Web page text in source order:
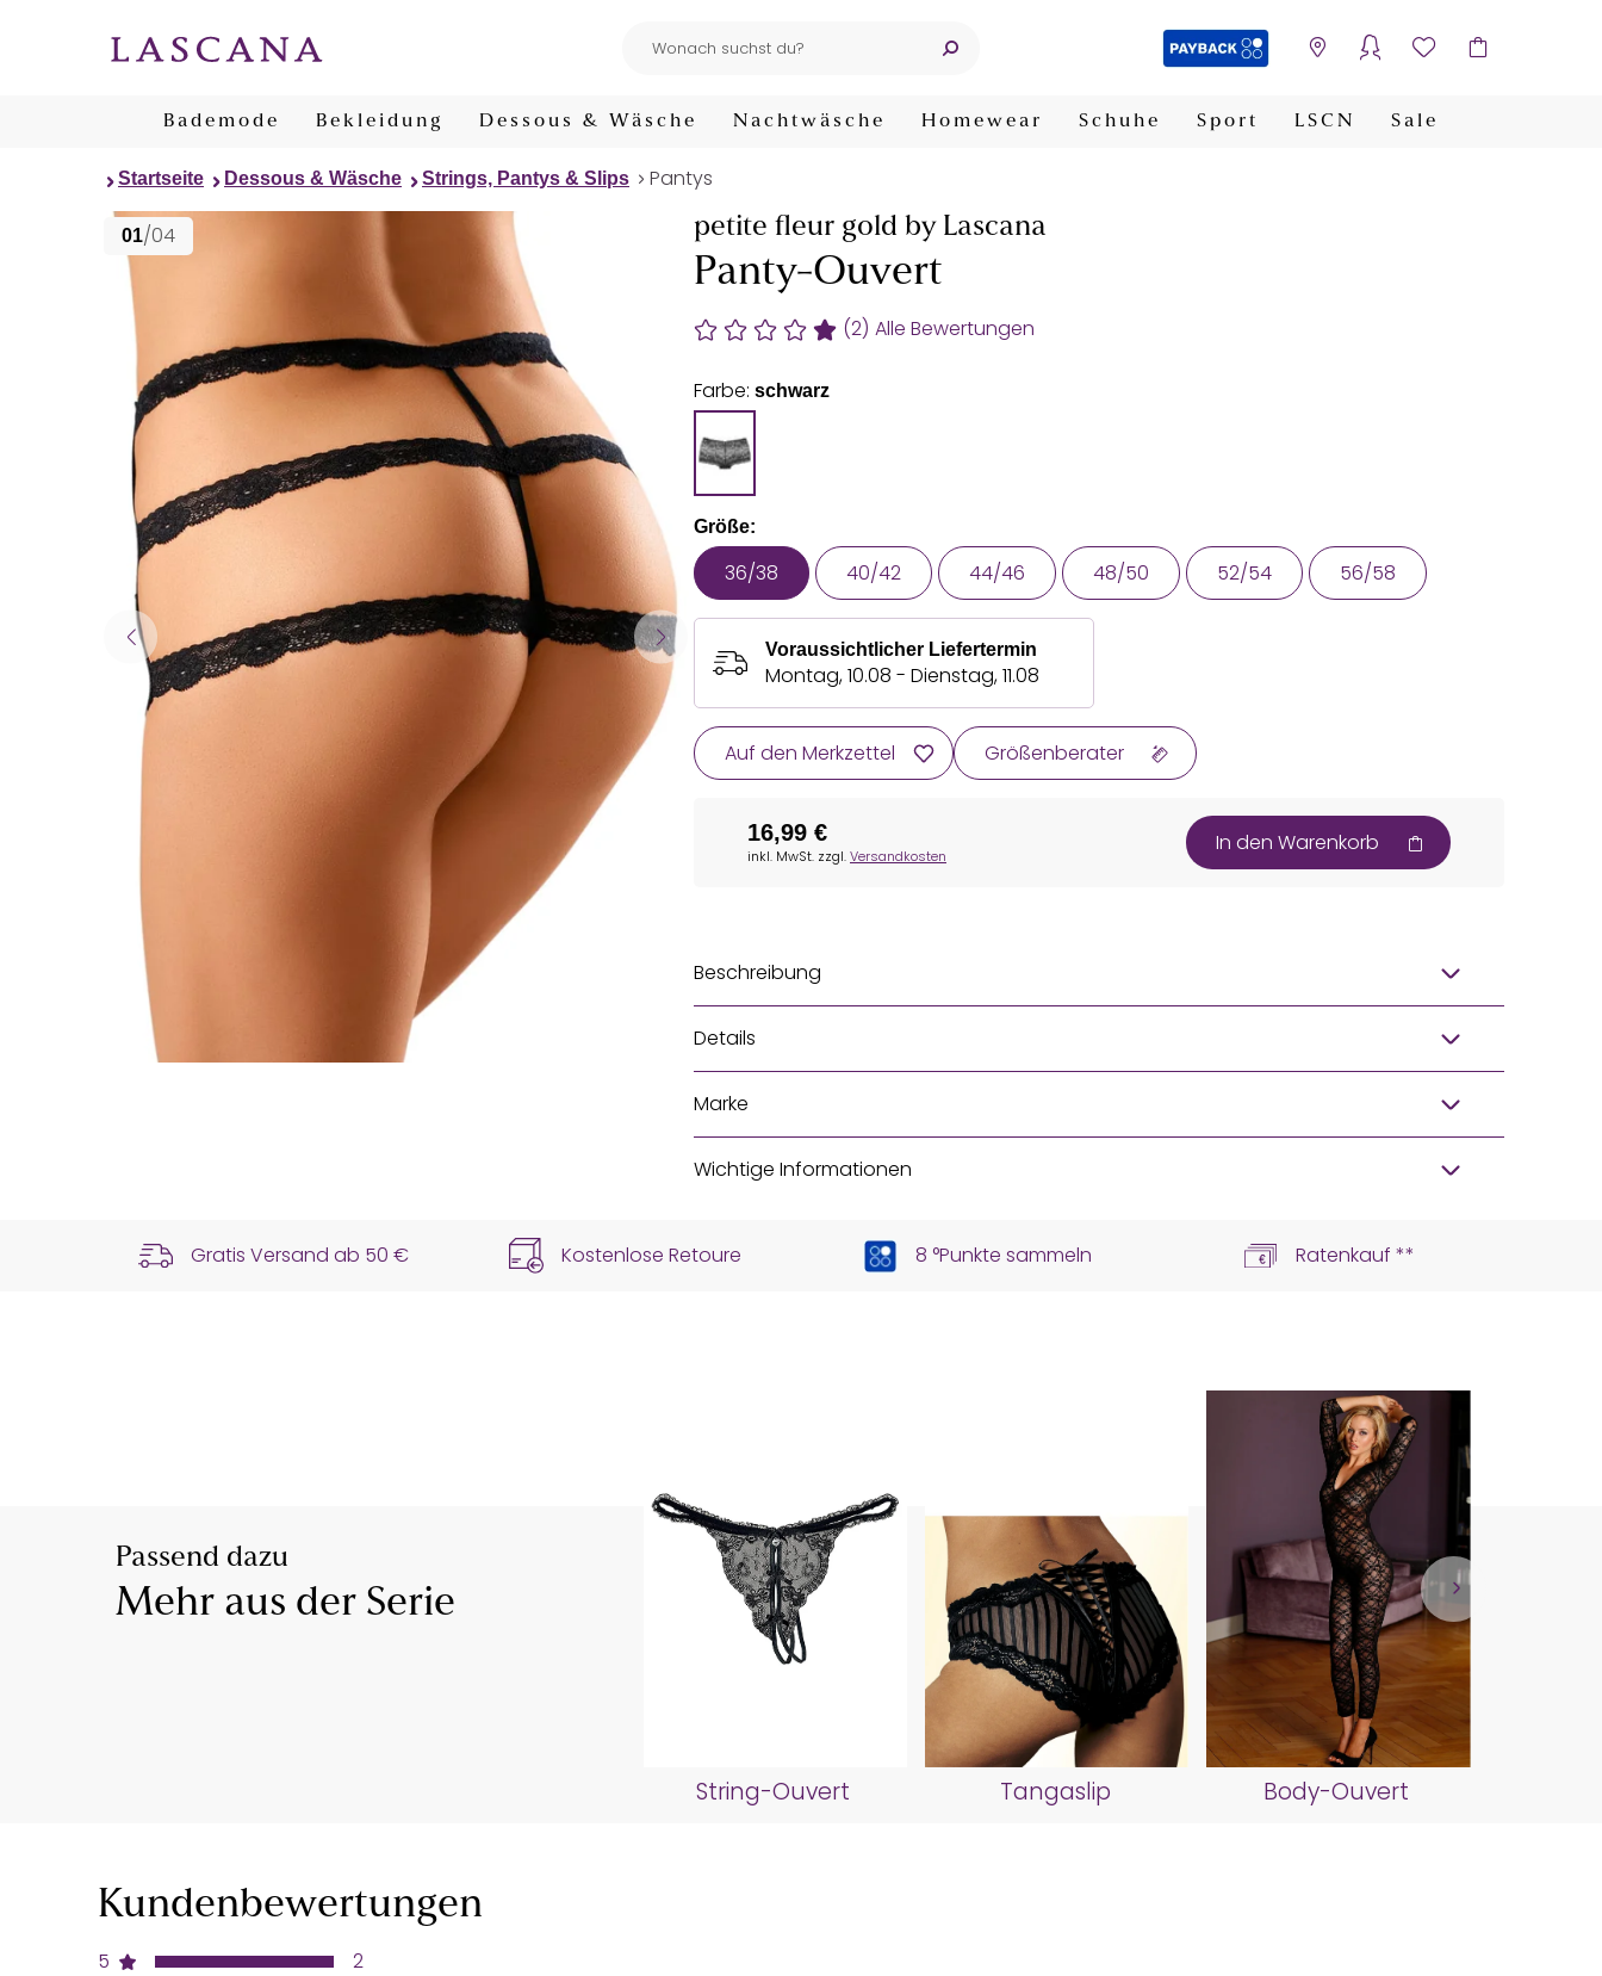
Bademode Bekleidung Dessous & Wäsche Nachtwäsche Homewear Schuhe Sport LSCN Sale
Startseite Dessous & Wäsche Strings, Pantys & Slips Pantys
01/04 petite fleur gold by Lascana
Panty-Ouvert
(2) Alle Bewertungen
Farbe: schwarz
Größe:
36/38 40/42 44/46 48/50 52/54 56/58
Voraussichtlicher Liefertermin
Montag, 10.08 - Dienstag, 11.08
Auf den Merkzettel Größenberater
16,99 €
inkl. MwSt. zzgl.Versandkosten In den Warenkorb
Beschreibung
Details
Marke
Wichtige Informationen
Gratis Versand ab 50 € Kostenlose Retoure 8 °Punkte sammeln Ratenkauf **
Passend dazu
Mehr aus der Serie
String-Ouvert Tangaslip Body-Ouvert
Kundenbewertungen
5
2